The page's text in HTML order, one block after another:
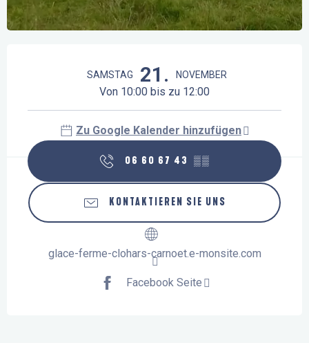
SAMSTAG 21. NOVEMBER
Von 10:00 bis zu 12:00
Zu Google Kalender hinzufügen
06 60 67 43 ▒▒
KONTAKTIEREN SIE UNS
glace-ferme-clohars-carnoet.e-monsite.com
Facebook Seite